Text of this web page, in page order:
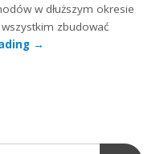
w dłuższym okresie
zbudować
→